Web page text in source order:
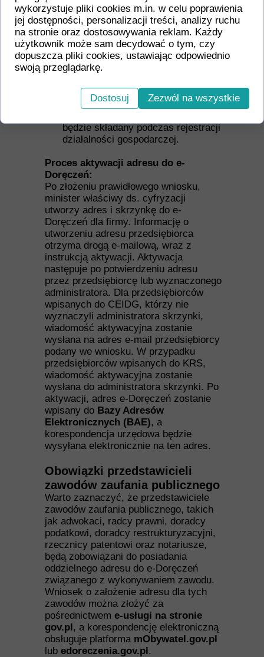
CEIDG.
Wniosek o zmianę wpisu w
CEIDG– przedsiębiorcy, którzy
złożą wniosek o zmianę wpisu w
CEIDG po30 czerwca 2025 r.,
będą zobowiązani podać dane do
Przedsiębiorcy zarejestrowani po
1 stycznia 2025 r.
– wniosek o
będzie składany podczas rejestracji
działalności gospodarczej.
Proces aktywacji adresu do e-
Doręczeń:
Po złożeniu prawidłowego wniosku,
minister właściwy ds. cyfryzacji
utworzy adres i skrzynkę do e-
Doręczeń dla firmy. Informację o
utworzeniu adresu przedsiębiorca
otrzyma drogą e-mailową, wraz z
instrukcją aktywacji. Aktywacja
następuje po potwierdzeniu adresu
przez przedsiębiorcę lub wyznaczonego
administratora. Dla przedsiębiorców
wpisanych do CEIDG, którzy nie
wyznaczyli administratora skrzynki,
wiadomość aktywacyjna zostanie
wysłana na adres e-mail przedsiębiorcy
podany we wniosku. W przypadku
przedsiębiorców wpisanych do KRS,
wiadomość aktywacyjna zostanie
wysłana do administratora skrzynki. Po
aktywacji, adres e-Doręczeń zostanie
wpisany do Bazy Adresów
Elektronicznych (BAE), a
korespondencja urzędowa będzie
wysyłana elektronicznie na ten adres.
Obowiązki przedstawicieli
zawodów zaufania publicznego
Warto zaznaczyć, że przedstawiciele
zawodów zaufania publicznego, takich
jak adwokaci, radcy prawni, doradcy
podatkowi, doradcy restrukturyzacyjni,
rzecznicy patentowi oraz notariusze,
będą zobowiązani do posiadania
oddzielnego adresu do e-Doręczeń
związanego z wykonywaniem zawodu.
Wniosek o założenie adresu dla tych
zawodów można złożyć za
pośrednictwem e-usługi na stronie
gov.pl, a korespondencję elektroniczną
obsługuje platforma mObywatel.gov.pl
lub edoreczenia.gov.pl.
wykorzystuje pliki cookies m.in. w celu poprawienia
jej dostępności, personalizacji treści, analizy ruchu
na stronie oraz dostosowywania reklam. Każdy
użytkownik może sam decydować o tym, czy
dopuszcza pliki cookies, ustawiając odpowiednio
swoją przeglądarkę.
Dostosuj Zezwól na wszystkie